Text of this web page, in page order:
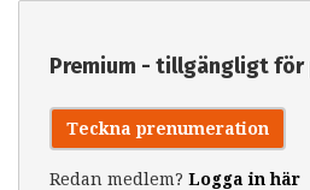
Premium - tillgängligt för
Teckna prenumeration
Redan medlem? Logga in här